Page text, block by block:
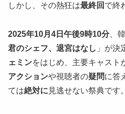
しかし、その熱狂は最終回 で終
2025年10月4日午後9時10分、
君のシェフ、退宮はなし 」が決
ェミンをはじめ、主要キャスト
アクションや視聴者の疑問に答
ては絶対に 見逃せない祭典です。